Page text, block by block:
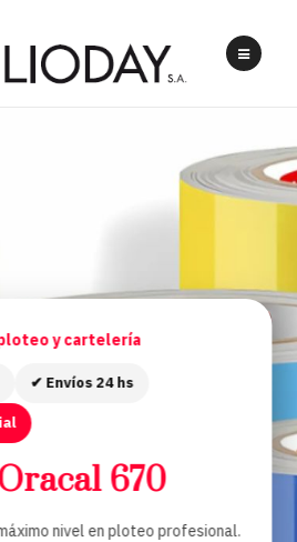
y cartelería
✔ Envíos 24 hs
670
nivel en ploteo profesional.